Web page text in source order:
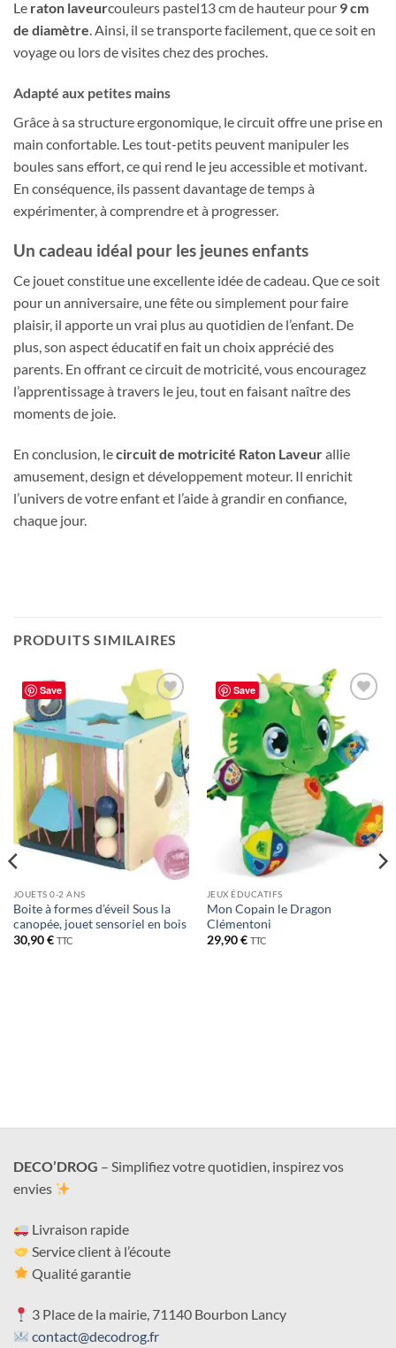
Le raton laveurcouleurs pastel13 cm de hauteur pour 9 cm
de diamètre. Ainsi, il se transporte facilement, que ce soit en
voyage ou lors de visites chez des proches.
Adapté aux petites mains
Grâce à sa structure ergonomique, le circuit offre une prise en
main confortable. Les tout-petits peuvent manipuler les
boules sans effort, ce qui rend le jeu accessible et motivant.
En conséquence, ils passent davantage de temps à
expérimenter, à comprendre et à progresser.
Un cadeau idéal pour les jeunes enfants
Ce jouet constitue une excellente idée de cadeau. Que ce soit
pour un anniversaire, une fête ou simplement pour faire
plaisir, il apporte un vrai plus au quotidien de l’enfant. De
plus, son aspect éducatif en fait un choix apprécié des
parents. En offrant ce circuit de motricité, vous encouragez
l’apprentissage à travers le jeu, tout en faisant naître des
moments de joie.
En conclusion, lecircuit de motricité Raton Laveurallie
amusement, design et développement moteur. Il enrichit
l’univers de votre enfant et l’aide à grandir en confiance,
chaque jour.
PRODUITS SIMILAIRES
Save
Ajouter
à la liste
souhaits
JOUETS 0-2 ANS
Boite à formes d’éveil Sous la
canopée, jouet sensoriel en bois
30,90€ TTC
Save
à la liste
de
souhaits
JEUX ÉDUCATIFS
Mon Copain le Dragon
Clémentoni
29,90€ TTC
DECO’DROG – Simplifiez votre quotidien, inspirez vos
envies
Livraison rapide
Service client à l’écoute
Qualité garantie
3 Place de la mairie, 71140 Bourbon Lancy
contact@decodrog.fr